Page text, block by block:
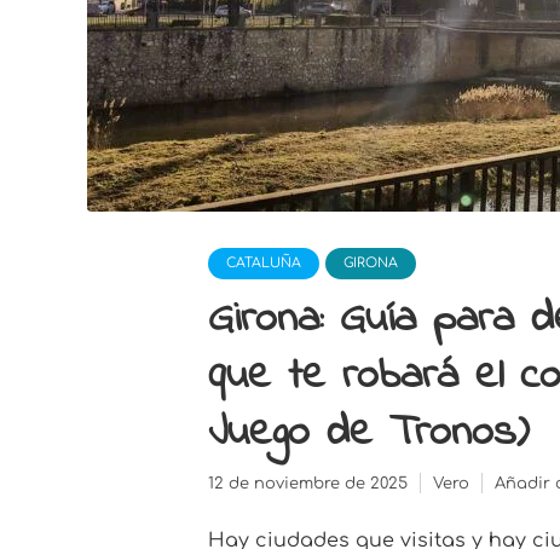
CATALUÑA GIRONA
Girona: Guía para
que te robará el
Juego de Tronos)
12 de noviembre de 2025 Vero Añadir
Hay ciudades que visitas y hay